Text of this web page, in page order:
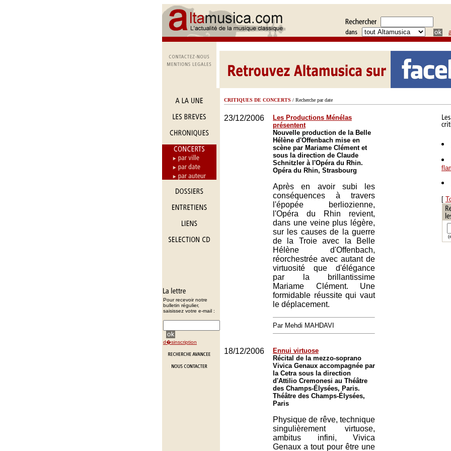
Pour recevoir notre
bulletin régulier,
saisissez votre e-mail :
d�sinscription
CRITIQUES DE CONCERTS / Recherche par date
23/12/2006
Les Productions Ménélas
présentent
Nouvelle production de la Belle
Hélène d'Offenbach mise en
scène par Mariame Clément et
sous la direction de Claude
Schnitzler à l'Opéra du Rhin.
Opéra du Rhin, Strasbourg
Après en avoir subi les
conséquences à travers
l'épopée berliozienne,
l'Opéra du Rhin revient,
dans une veine plus légère,
sur les causes de la guerre
de la Troie avec la Belle
Hélène d'Offenbach,
réorchestrée avec autant de
virtuosité que d'élégance
par la brillantissime
Mariame Clément. Une
formidable réussite qui vaut
le déplacement.
Par Mehdi MAHDAVI
18/12/2006
Ennui virtuose
Récital de la mezzo-soprano
Vivica Genaux accompagnée par
la Cetra sous la direction
d'Attilio Cremonesi au Théâtre
des Champs-Élysées, Paris.
Théâtre des Champs-Élysées,
Paris
Physique de rêve, technique
singulièrement virtuose,
ambitus infini, Vivica
Genaux a tout pour être une
[